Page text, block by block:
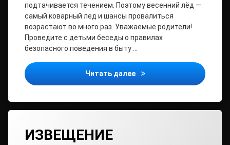
подтачивается течением. Поэтому весенний лёд —
самый коварный лед и шансы провалиться
возрастают во много раз. Уважаемые родители!
Проведите с детьми беседы о правилах
безопасного поведения в быту …
Читать далее Приближаются
ИЗВЕЩЕНИЕ